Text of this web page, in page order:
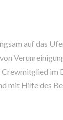
auf das
im
mit Hilfe des